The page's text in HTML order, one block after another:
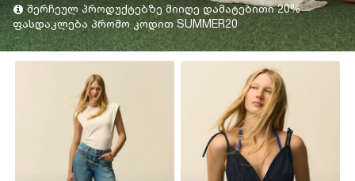
შერჩეულ პროდუქტებზე მიიღე დამატებითი 20%
ფასდაკლება პრომო კოდით SUMMER20